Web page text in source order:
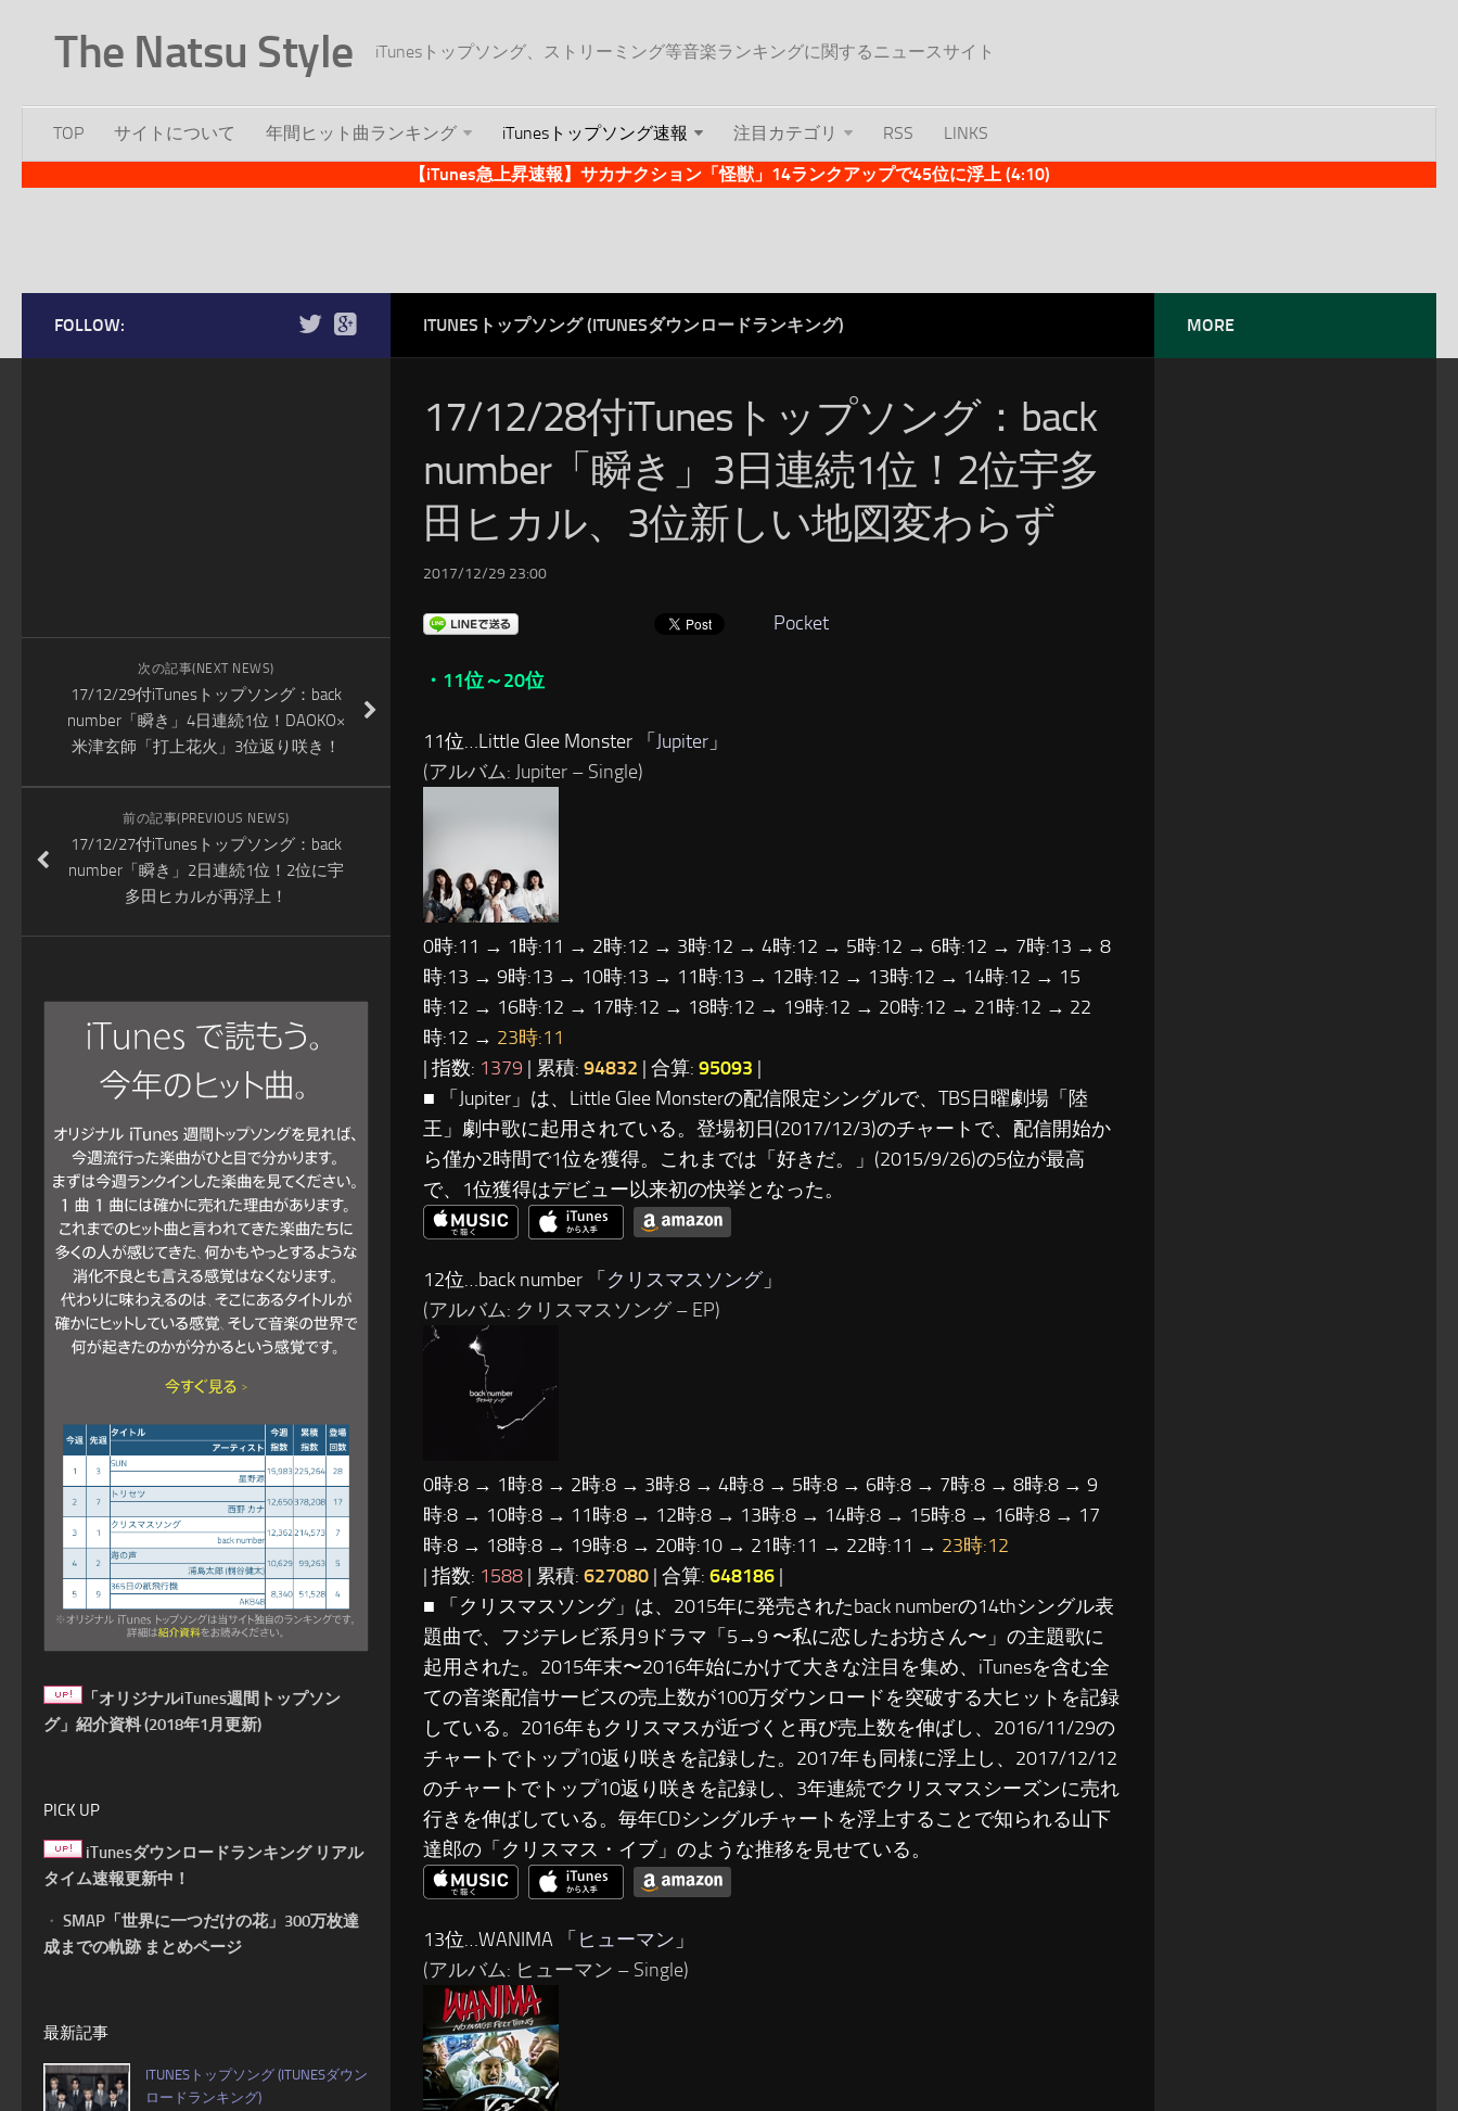
The Natsu Style iTunesトップソング、ストリーミング等音楽ランキングに関するニュースサイト
TOP サイトについて 年間ヒット曲ランキング iTunesトップソング速報 注目カテゴリ RSS
LINKS
【iTunes急上昇速報】サカナクション「怪獣」14ランクアップで45位に浮上 (4:10)
ITUNESトップソング (ITUNESダウンロードランキング)
17/12/28付iTunesトップソング：back
number「瞬き」3日連続1位！2位宇多
田ヒカル、3位新しい地図変わらず
2017/12/29 23:00
Pocket
・11位～20位
11位…Little Glee Monster 「 Jupiter 」
(アルバム: Jupiter – Single)
0時:11 → 1時:11 → 2時:12 → 3時:12 → 4時:12 → 5時:12 → 6時:12 → 7時:13 → 8
時:13 → 9時:13 → 10時:13 → 11時:13 → 12時:12 → 13時:12 → 14時:12 → 15
時:12 → 16時:12 → 17時:12 → 18時:12 → 19時:12 → 20時:12 → 21時:12 → 22
時:12 → 23時:11
| 指数: 1379 | 累積: 94832 | 合算: 95093 |
■ 「Jupiter」は、Little Glee Monsterの配信限定シングルで、TBS日曜劇場「陸
王」劇中歌に起用されている。登場初日(2017/12/3)のチャートで、配信開始か
ら僅か2時間で1位を獲得。これまでは「好きだ。」(2015/9/26)の5位が最高
で、1位獲得はデビュー以来初の快挙となった。
12位…back number 「 クリスマスソング」
(アルバム: クリスマスソング – EP)
0時:8 → 1時:8 → 2時:8 → 3時:8 → 4時:8 → 5時:8 → 6時:8 → 7時:8 → 8時:8 → 9
時:8 → 10時:8 → 11時:8 → 12時:8 → 13時:8 → 14時:8 → 15時:8 → 16時:8 → 17
時:8 → 18時:8 → 19時:8 → 20時:10 → 21時:11 → 22時:11 → 23時:12
| 指数: 1588 | 累積: 627080 | 合算: 648186 |
■ 「クリスマスソング」は、2015年に発売されたback numberの14thシングル表
題曲で、フジテレビ系月9ドラマ「5→9 〜私に恋したお坊さん〜」の主題歌に
起用された。2015年末〜2016年始にかけて大きな注目を集め、iTunesを含む全
ての音楽配信サービスの売上数が100万ダウンロードを突破する大ヒットを記録
している。2016年もクリスマスが近づくと再び売上数を伸ばし、2016/11/29の
チャートでトップ10返り咲きを記録した。2017年も同様に浮上し、2017/12/12
のチャートでトップ10返り咲きを記録し、3年連続でクリスマスシーズンに売れ
行きを伸ばしている。毎年CDシングルチャートを浮上することで知られる山下
達郎の「クリスマス・イブ」のような推移を見せている。
13位…WANIMA 「 ヒューマン 」
(アルバム: ヒューマン – Single)
FOLLOW:
次の記事(NEXT NEWS)
17/12/29付iTunesトップソング：back
number「瞬き」4日連続1位！DAOKO×
米津玄師「打上花火」3位返り咲き！
前の記事(PREVIOUS NEWS)
17/12/27付iTunesトップソング：back
number「瞬き」2日連続1位！2位に宇
多田ヒカルが再浮上！
「オリジナルiTunes週間トップソン
グ」紹介資料 (2018年1月更新)
PICK UP
iTunesダウンロードランキング リアル
タイム速報更新中！
・ SMAP「世界に一つだけの花」300万枚達
成までの軌跡 まとめページ
最新記事
ITUNESトップソング (ITUNESダウン
ロードランキング)
MORE